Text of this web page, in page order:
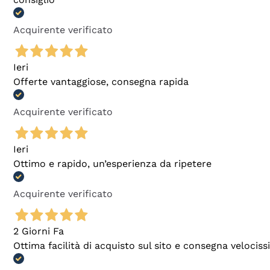
Acquirente verificato
Ieri
Offerte vantaggiose, consegna rapida
Acquirente verificato
Ieri
Ottimo e rapido, un’esperienza da ripetere
Acquirente verificato
2 Giorni Fa
Ottima facilità di acquisto sul sito e consegna